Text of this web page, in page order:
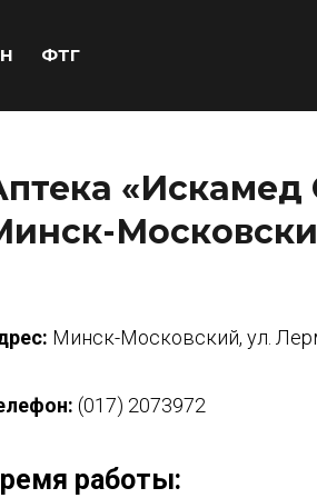
ФТГ
«Искамед
Минск-Московский, ул.
(017) 2073972
работы: